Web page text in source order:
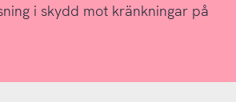
i skydd mot kränkningar på